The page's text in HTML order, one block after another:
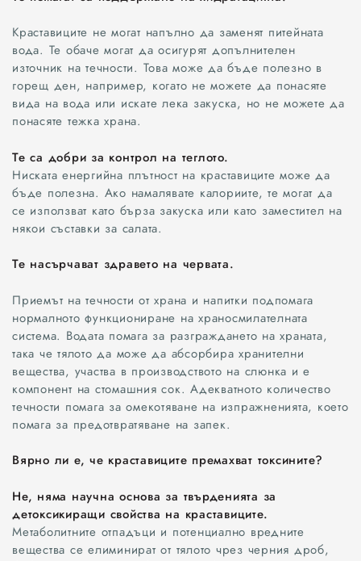
Разград
Търговище
Добрич
Каварна
Силистра
Русе
Свят
ЗДРАВЕОПАЗВАНЕ
ОБРАЗОВАНИЕ
КУЛТУРА
СПОРТ
ИЗБРАНО
Краставиците не могат напълно да заменят питейната
вода. Те обаче могат да осигурят допълнителен
източник на течности. Това може да бъде полезно в
горещ ден, например, когато не можете да понасяте
вида на вода или искате лека закуска, но не можете да
понасяте тежка храна.
Те са добри за контрол на теглото.
Ниската енергийна плътност на краставиците може да
бъде полезна. Ако намалявате калориите, те могат да
се използват като бърза закуска или като заместител на
някои съставки за салата.
Те насърчават здравето на червата.
Приемът на течности от храна и напитки подпомага
нормалното функциониране на храносмилателната
система. Водата помага за разграждането на храната,
така че тялото да може да абсорбира хранителни
вещества, участва в производството на слюнка и е
компонент на стомашния сок. Адекватното количество
течности помага за омекотяване на изпражненията, което
помага за предотвратяване на запек.
Вярно ли е, че краставиците премахват токсините?
Не, няма научна основа за твърденията за
детоксикиращи свойства на краставиците.
Метаболитните отпадъци и потенциално вредните
вещества се елиминират от тялото чрез черния дроб,